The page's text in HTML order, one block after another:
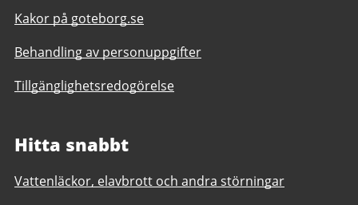
Kakor på goteborg.se
Behandling av personuppgifter
Tillgänglighetsredogörelse
Hitta snabbt
Vattenläckor, elavbrott och andra störningar